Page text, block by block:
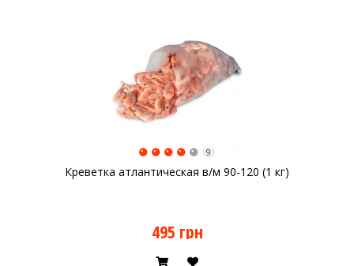
Креветка атлантическая в/м 90-120 (1 кг)
9
495 грн